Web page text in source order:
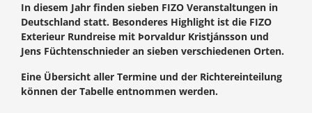
In diesem Jahr finden sieben FIZO Veranstaltungen in
Deutschland statt. Besonderes Highlight ist die FIZO
Exterieur Rundreise mit Þorvaldur Kristjánsson und
Jens Füchtenschnieder an sieben verschiedenen Orten.
Eine Übersicht aller Termine und der Richtereinteilung
können der Tabelle entnommen werden.